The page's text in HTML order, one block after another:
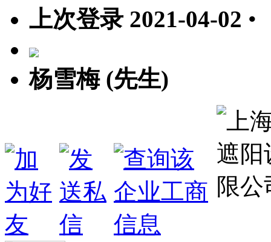
上次登录 2021-04-02 •
杨雪梅 (先生)